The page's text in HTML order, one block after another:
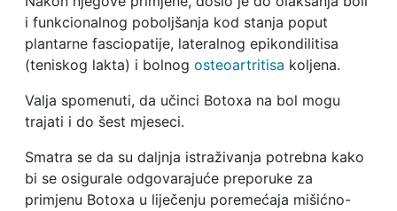
i funkcionalnog poboljšanja kod stanja poput
plantarne fasciopatije, lateralnog epikondilitisa
(teniskog lakta) i bolnog osteoartritisa koljena.
Valja spomenuti, da učinci Botoxa na bol mogu
trajati i do šest mjeseci.
Smatra se da su daljnja istraživanja potrebna kako
bi se osigurale odgovarajuće preporuke za
primjenu Botoxa u liječenju poremećaja mišićno-